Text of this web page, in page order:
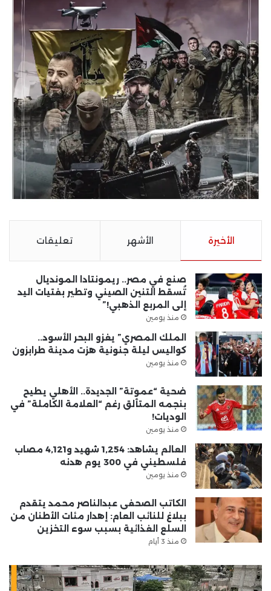
الأخيرة الأشهر تعليقات
صنع في مصر.. ريمونتادا المونديال
تُسقط التنين الصيني وتطير بفتيات اليد
إلى المربع الذهبي!”
منذ يومين
الملك المصري” يغزو البحر الأسود..
كواليس ليلة جنونية هزت مدينة طرابزون
منذ يومين
ضحية “عموتة” الجديدة.. الأهلي يطيح
بنجمه المتألق رغم “العلامة الكاملة” في
الوديات!
منذ يومين
العالم يشاهد: 1,254 شهيد و4,121 مصاب
فلسطيني في 300 يوم هدنه
منذ يومين
الكاتب الصحفى عبدالناصر محمد يتقدم
ببلاغ للنائب العام: إهدار مئات الأطنان من
السلع الغذائية بسبب سوء التخزين
منذ 3 أيام